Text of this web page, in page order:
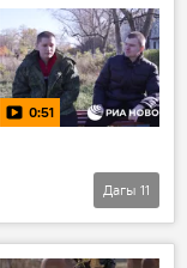
0:51
Россиянын Донбассты коргоо боюнча атайын операциясы
Дагы 11